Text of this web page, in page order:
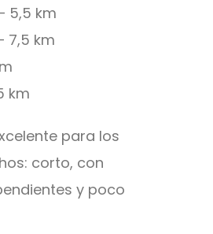
5,5 km
7,5 km
km
para los
corto, con
y poco